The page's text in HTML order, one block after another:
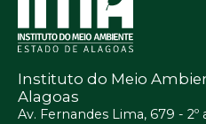
Instituto do Meio
Alagoas
Av. Fernandes Lima, 679 - 2º